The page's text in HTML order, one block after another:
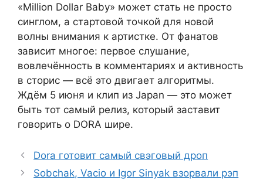
«Million Dollar Baby» может стать не просто
синглом, а стартовой точкой для новой
волны внимания к артистке. От фанатов
зависит многое: первое слушание,
вовлечённость в комментариях и активность
в сторис — всё это двигает алгоритмы.
Ждём 5 июня и клип из Japan — это может
быть тот самый релиз, который заставит
говорить о DORA шире.
Dora готовит самый свэговый дроп
Sobchak, Vacio и Igor Sinyak взорвали рэп